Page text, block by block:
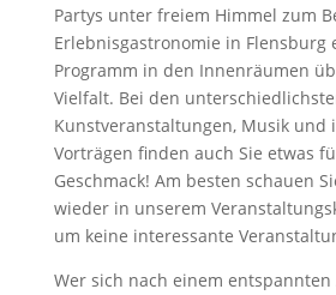
Partys unter freiem Himmel zum
Erlebnisgastronomie in Flensburg
Programm in den Innenräumen
Vielfalt. Bei den
Kunstveranstaltungen, Musik und
Vorträgen finden auch Sie etwas
Geschmack! Am besten schauen
wieder in unserem
um keine interessante
Wer sich nach einem